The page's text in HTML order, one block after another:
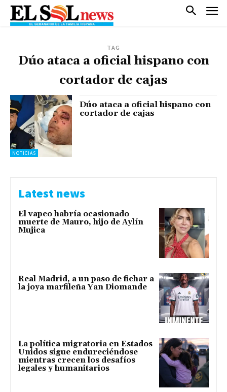
TAG
Dúo ataca a oficial hispano con
cortador de cajas
NOTICIAS
Dúo ataca a oficial hispano con
cortador de cajas
Latest news
El vapeo habría ocasionado
muerte de Mauro, hijo de Aylín
Mujica
Real Madrid, a un paso de fichar a
la joya marfileña Yan Diomande
La política migratoria en Estados
Unidos sigue endureciéndose
mientras crecen los desafíos
legales y humanitarios